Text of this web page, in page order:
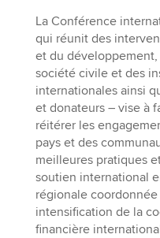
La Conférence
qui réunit des
et du
société civile et des
internationales ainsi
et donateurs – vise à
réitérer les
pays et des
meilleures pratiques
soutien international
régionale
intensification de la
financière